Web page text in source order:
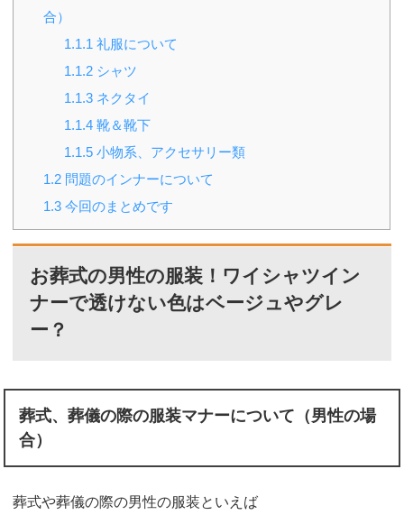
合）
1.1.1 礼服について
1.1.2 シャツ
1.1.3 ネクタイ
1.1.4 靴＆靴下
1.1.5 小物系、アクセサリー類
1.2 問題のインナーについて
1.3 今回のまとめです
お葬式の男性の服装！ワイシャツイン
ナーで透けない色はベージュやグレ
ー？
葬式、葬儀の際の服装マナーについて（男性の場
合）
葬式や葬儀の際の男性の服装といえば